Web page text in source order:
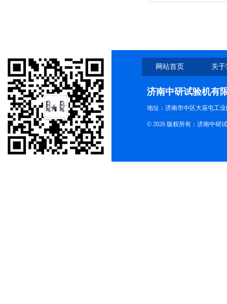
网站首页 关
济南中研试验机有
地址：济南市中区大庙屯工
© 2026 版权所有：济南中研